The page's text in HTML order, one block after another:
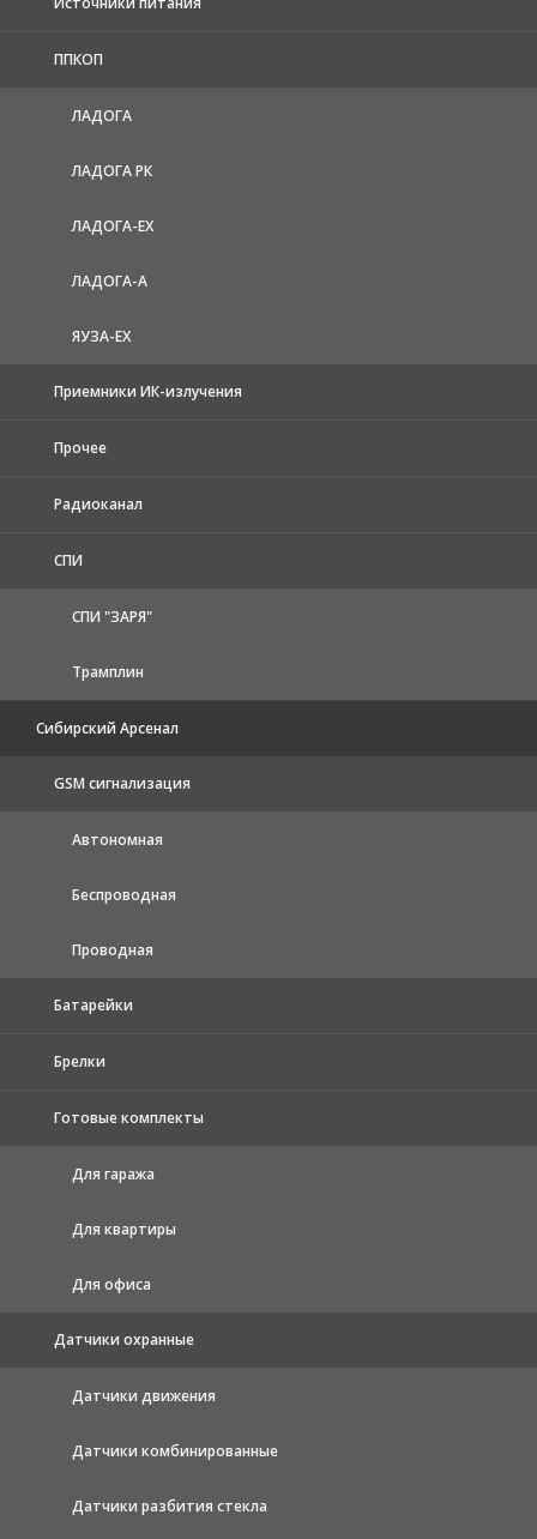
ППКОП
ЛАДОГА
ЛАДОГА РК
ЛАДОГА-EX
ЛАДОГА-А
ЯУЗА-ЕХ
Приемники ИК-излучения
Прочее
Радиоканал
СПИ
СПИ "ЗАРЯ"
Трамплин
Сибирский Арсенал
GSM сигнализация
Автономная
Беспроводная
Проводная
Батарейки
Брелки
Готовые комплекты
Для гаража
Для квартиры
Для офиса
Датчики охранные
Датчики движения
Датчики комбинированные
Датчики разбития стекла